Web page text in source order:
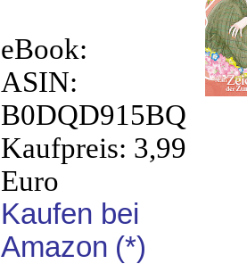
eBook:
ASIN:
B0DQD915BQ
Kaufpreis: 3,99
Euro
Kaufen bei
Amazon (*)